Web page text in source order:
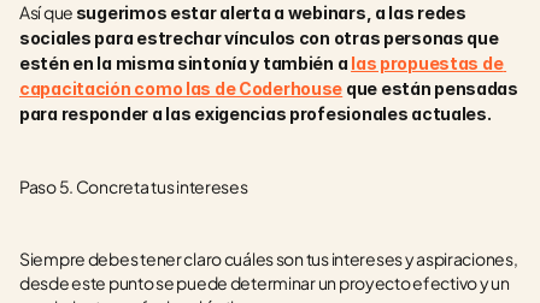
Así que sugerimos estar alerta a webinars, a las redes
sociales para estrechar vínculos con otras personas que
estén en la misma sintonía y también a las propuestas de
capacitación como las de Coderhouse que están pensadas
para responder a las exigencias profesionales actuales.
Paso 5. Concreta tus intereses
Siempre debes tener claro cuáles son tus intereses y aspiraciones,
desde este punto se puede determinar un proyecto efectivo y un